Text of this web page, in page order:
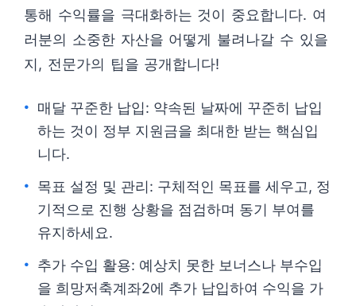
통해 수익률을 극대화하는 것이 중요합니다. 여
러분의 소중한 자산을 어떻게 불려나갈 수 있을
지, 전문가의 팁을 공개합니다!
매달 꾸준한 납입: 약속된 날짜에 꾸준히 납입
하는 것이 정부 지원금을 최대한 받는 핵심입
니다.
목표 설정 및 관리: 구체적인 목표를 세우고, 정
기적으로 진행 상황을 점검하며 동기 부여를
유지하세요.
추가 수입 활용: 예상치 못한 보너스나 부수입
을 희망저축계좌2에 추가 납입하여 수익을 가